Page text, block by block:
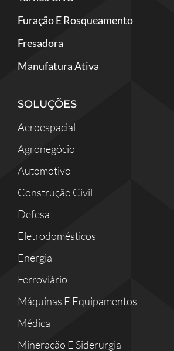
Furação E Rosqueamento
Fresadora
Manufatura Ativa
SOLUÇÕES
Aeroespacial
Agronegócio
Automotivo
Construção Civil
Defesa
Eletrodomésticos
Energia
Ferroviário
Máquinas E Equipamentos
Médica
Mineração E Siderurgia